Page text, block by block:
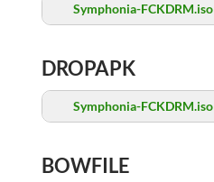
Symphonia-FCKDRM.iso
DROPAPK
Symphonia-FCKDRM.iso
BOWFILE